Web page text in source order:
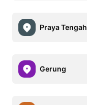
Praya Tengah
Gerung